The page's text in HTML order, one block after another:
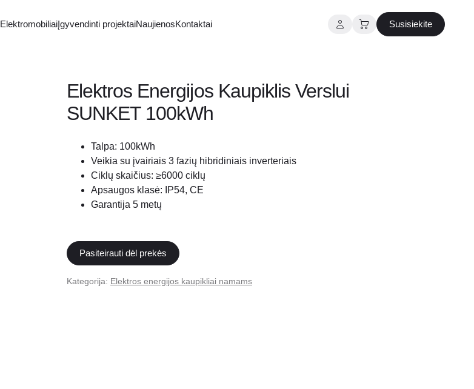
ElektromobiliaiĮgyvendinti projektaiNaujienosKontaktai Susisiekite
Elektros Energijos Kaupiklis Verslui
SUNKET 100kWh
Talpa: 100kWh
Veikia su įvairiais 3 fazių hibridiniais inverteriais
Ciklų skaičius: ≥6000 ciklų
Apsaugos klasė: IP54, CE
Garantija 5 metų
Pasiteirauti dėl prekės
Kategorija: Elektros energijos kaupikliai namams